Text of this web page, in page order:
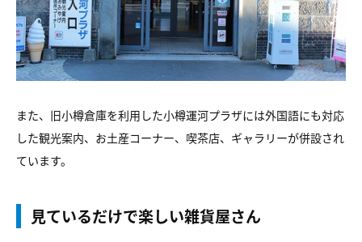
また、旧小樽倉庫を利用した小樽運河プラザには外国語にも対応
した観光案内、お土産コーナー、喫茶店、ギャラリーが併設され
ています。
見ているだけで楽しい雑貨屋さん